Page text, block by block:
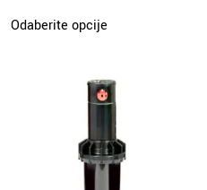
Odaberite opcije
varijanti.
Opcije
mogu
biti
izabrane
na